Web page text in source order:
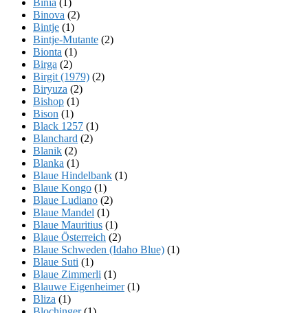
Binova (2)
Bintje (1)
Bintje-Mutante (2)
Bionta (1)
Birga (2)
Birgit (1979) (2)
Biryuza (2)
Bishop (1)
Bison (1)
Black 1257 (1)
Blanchard (2)
Blanik (2)
Blanka (1)
Blaue Hindelbank (1)
Blaue Kongo (1)
Blaue Ludiano (2)
Blaue Mandel (1)
Blaue Mauritius (1)
Blaue Österreich (2)
Blaue Schweden (Idaho Blue) (1)
Blaue Suti (1)
Blaue Zimmerli (1)
Blauwe Eigenheimer(1)
Bliza (1)